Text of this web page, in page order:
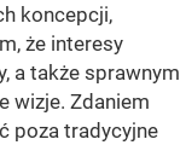
koncepcji,
że interesy
a także sprawnym
wizje. Zdaniem
poza tradycyjne